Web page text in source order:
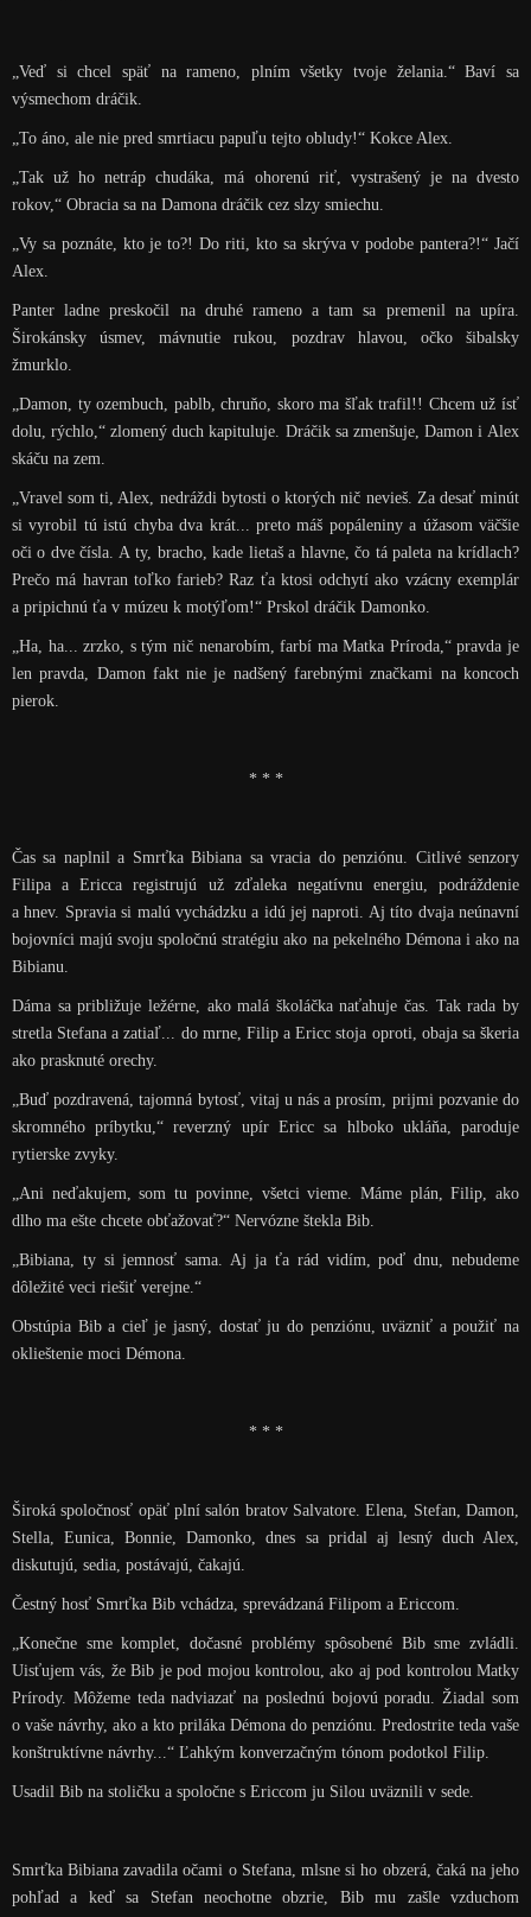
„Veď si chcel späť na rameno, plním všetky tvoje želania.“ Baví sa
výsmechom dráčik.
„To áno, ale nie pred smrtiacu papuľu tejto obludy!“ Kokce Alex.
„Tak už ho netráp chudáka, má ohorenú riť, vystrašený je na dvesto
rokov,“ Obracia sa na Damona dráčik cez slzy smiechu.
„Vy sa poznáte, kto je to?! Do riti, kto sa skrýva v podobe pantera?!“ Jačí
Alex.
Panter ladne preskočil na druhé rameno a tam sa premenil na upíra.
Širokánsky úsmev, mávnutie rukou, pozdrav hlavou, očko šibalsky
žmurklo.
„Damon, ty ozembuch, pablb, chruňo, skoro ma šľak trafil!! Chcem už ísť
dolu, rýchlo,“ zlomený duch kapituluje. Dráčik sa zmenšuje, Damon i Alex
skáču na zem.
„Vravel som ti, Alex, nedráždi bytosti o ktorých nič nevieš. Za desať minút
si vyrobil tú istú chyba dva krát... preto máš popáleniny a úžasom väčšie
oči o dve čísla. A ty, bracho, kade lietaš a hlavne, čo tá paleta na krídlach?
Prečo má havran toľko farieb? Raz ťa ktosi odchytí ako vzácny exemplár
a pripichnú ťa v múzeu k motýľom!“ Prskol dráčik Damonko.
„Ha, ha... zrzko, s tým nič nenarobím, farbí ma Matka Príroda,“ pravda je
len pravda, Damon fakt nie je nadšený farebnými značkami na koncoch
pierok.
* * *
Čas sa naplnil a Smrťka Bibiana sa vracia do penziónu. Citlivé senzory
Filipa a Ericca registrujú už zďaleka negatívnu energiu, podráždenie
a hnev. Spravia si malú vychádzku a idú jej naproti. Aj títo dvaja neúnavní
bojovníci majú svoju spoločnú stratégiu ako na pekelného Démona i ako na
Bibianu.
Dáma sa približuje ležérne, ako malá školáčka naťahuje čas. Tak rada by
stretla Stefana a zatiaľ... do mrne, Filip a Ericc stoja oproti, obaja sa škeria
ako prasknuté orechy.
„Buď pozdravená, tajomná bytosť, vitaj u nás a prosím, prijmi pozvanie do
skromného príbytku,“ reverzný upír Ericc sa hlboko ukláňa, paroduje
rytierske zvyky.
„Ani neďakujem, som tu povinne, všetci vieme. Máme plán, Filip, ako
dlho ma ešte chcete obťažovať?“ Nervózne štekla Bib.
„Bibiana, ty si jemnosť sama. Aj ja ťa rád vidím, poď dnu, nebudeme
dôležité veci riešiť verejne.“
Obstúpia Bib a cieľ je jasný, dostať ju do penziónu, uväzniť a použiť na
oklieštenie moci Démona.
* * *
Široká spoločnosť opäť plní salón bratov Salvatore. Elena, Stefan, Damon,
Stella, Eunica, Bonnie, Damonko, dnes sa pridal aj lesný duch Alex,
diskutujú, sedia, postávajú, čakajú.
Čestný hosť Smrťka Bib vchádza, sprevádzaná Filipom a Ericcom.
„Konečne sme komplet, dočasné problémy spôsobené Bib sme zvládli.
Uisťujem vás, že Bib je pod mojou kontrolou, ako aj pod kontrolou Matky
Prírody. Môžeme teda nadviazať na poslednú bojovú poradu. Žiadal som
o vaše návrhy, ako a kto priláka Démona do penziónu. Predostrite teda vaše
konštruktívne návrhy...“ Ľahkým konverzačným tónom podotkol Filip.
Usadil Bib na stoličku a spoločne s Ericcom ju Silou uväznili v sede.
Smrťka Bibiana zavadila očami o Stefana, mlsne si ho obzerá, čaká na jeho
pohľad a keď sa Stefan neochotne obzrie, Bib mu zašle vzduchom